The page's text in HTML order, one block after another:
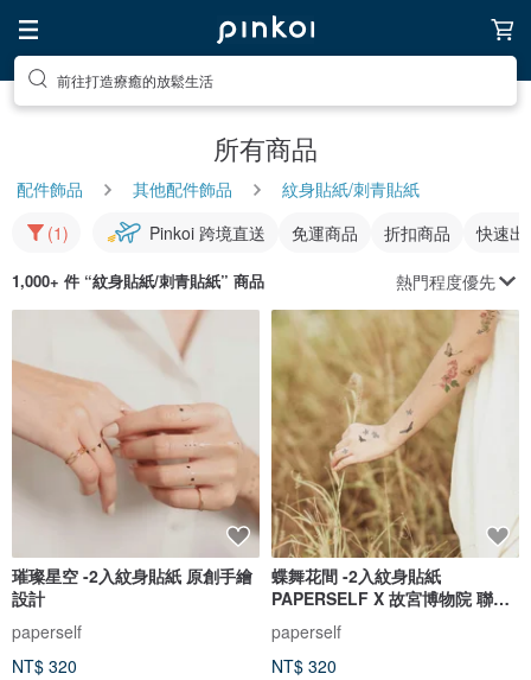
前往尋找靈感吧
所有商品
配件飾品 其他配件飾品
紋身貼紙/刺青貼紙
(1)
Pinkoi 跨境直送 免運商品 折扣商品 快速出
1,000+ 件 “紋身貼紙/刺青貼紙” 商品 熱門程度優先
璀璨星空 -2入紋身貼紙 原創手繪
設計
paperself
NT$ 320
蝶舞花間 -2入紋身貼紙
PAPERSELF X 故宮博物院 聯名
paperself
NT$ 320